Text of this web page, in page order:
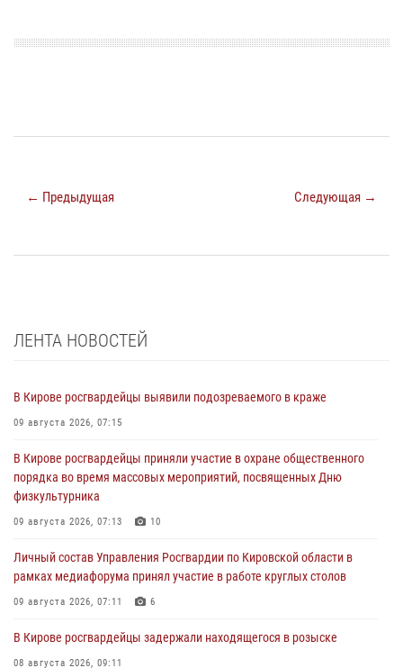
← Предыдущая Следующая →
ЛЕНТА НОВОСТЕЙ
В Кирове росгвардейцы выявили подозреваемого в краже
09 августа 2026, 07:15
В Кирове росгвардейцы приняли участие в охране общественного
порядка во время массовых мероприятий, посвященных Дню
физкультурника
09 августа 2026, 07:13 10
Личный состав Управления Росгвардии по Кировской области в
рамках медиафорума принял участие в работе круглых столов
09 августа 2026, 07:11 6
В Кирове росгвардейцы задержали находящегося в розыске
08 августа 2026, 09:11